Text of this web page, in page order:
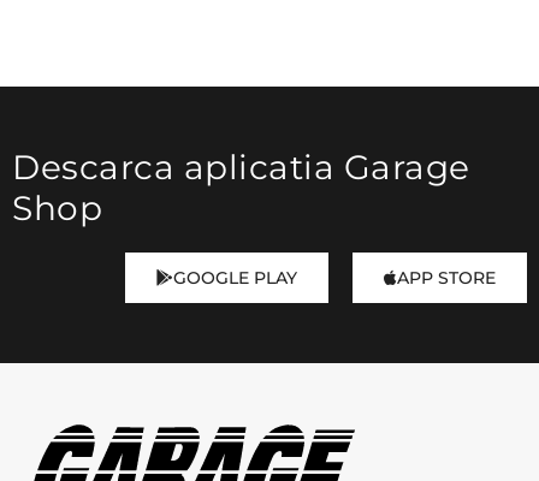
Descarca aplicatia Garage
Shop
GOOGLE PLAY APP STORE